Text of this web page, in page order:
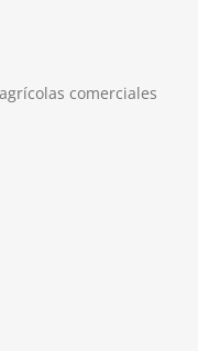
comerciales